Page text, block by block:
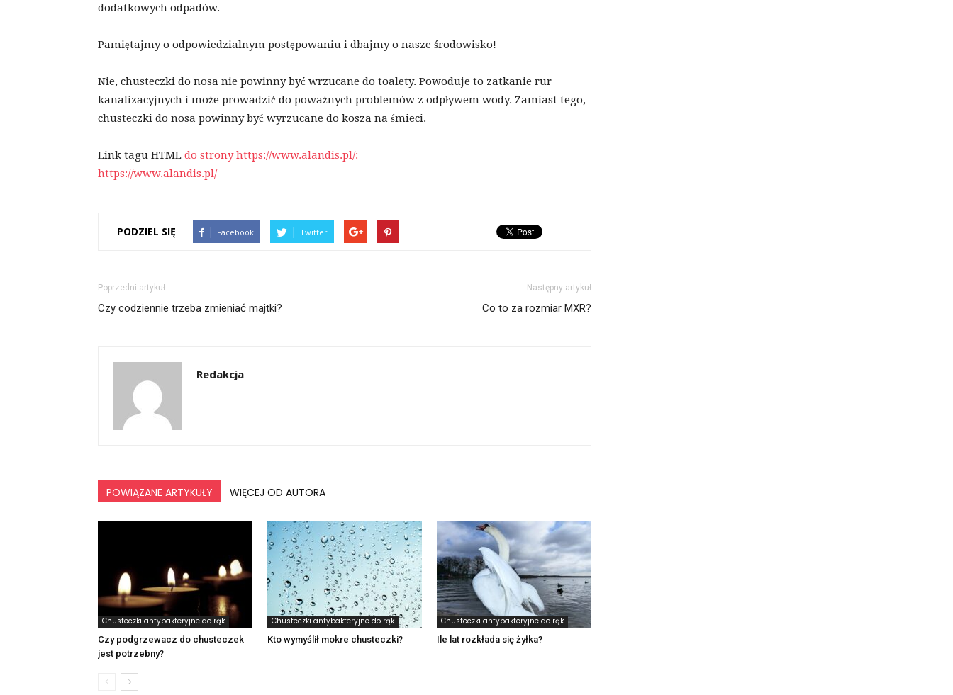
dodatkowych odpadów.
Pamiętajmy o odpowiedzialnym postępowaniu i dbajmy o nasze środowisko!
Nie, chusteczki do nosa nie powinny być wrzucane do toalety. Powoduje to zatkanie rur
kanalizacyjnych i może prowadzić do poważnych problemów z odpływem wody. Zamiast tego,
chusteczki do nosa powinny być wyrzucane do kosza na śmieci.
Link tagu HTML do strony https://www.alandis.pl/:
https://www.alandis.pl/
PODZIEL SIĘ Facebook Twitter
Poprzedni artykuł
Czy codziennie trzeba zmieniać majtki?
Następny artykuł
Co to za rozmiar MXR?
Redakcja
POWIĄZANE ARTYKUŁY WIĘCEJ OD AUTORA
Chusteczki antybakteryjne do rąk
Czy podgrzewacz do chusteczek
jest potrzebny?
Chusteczki antybakteryjne do rąk
Kto wymyślił mokre chusteczki?
Chusteczki antybakteryjne do rąk
Ile lat rozkłada się żyłka?